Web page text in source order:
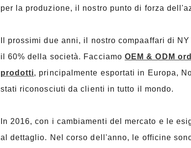
per la produzione, il nostro punto di forza
Il prossimi due anni, il nostro compaaffari di NY
il 60% della società. Facciamo OEM & ODM
prodotti, principalmente esportati in Europa,
stati riconosciuti da clienti in tutto il mondo.
In 2016, con i cambiamenti del mercato e le
al dettaglio. Nel corso dell'anno, le officine